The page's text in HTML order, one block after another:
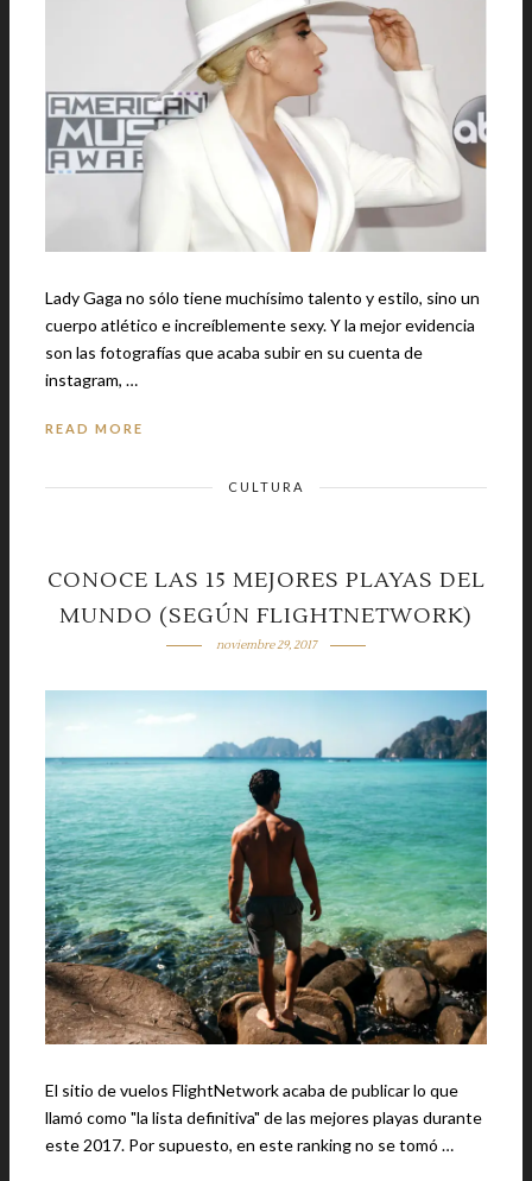
Lady Gaga no sólo tiene muchísimo talento y estilo, sino un
cuerpo atlético e increíblemente sexy. Y la mejor evidencia
son las fotografías que acaba subir en su cuenta de
instagram, …
READ MORE
CULTURA
CONOCE LAS 15 MEJORES PLAYAS DEL
MUNDO (SEGÚN FLIGHTNETWORK)
noviembre 29, 2017
El sitio de vuelos FlightNetwork acaba de publicar lo que
llamó como "la lista definitiva" de las mejores playas durante
este 2017. Por supuesto, en este ranking no se tomó …